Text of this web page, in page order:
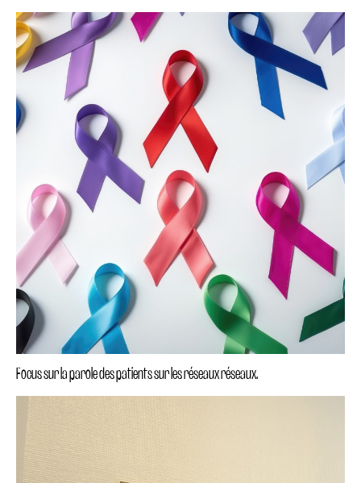
Focus sur la parole des patients sur les réseaux réseaux.